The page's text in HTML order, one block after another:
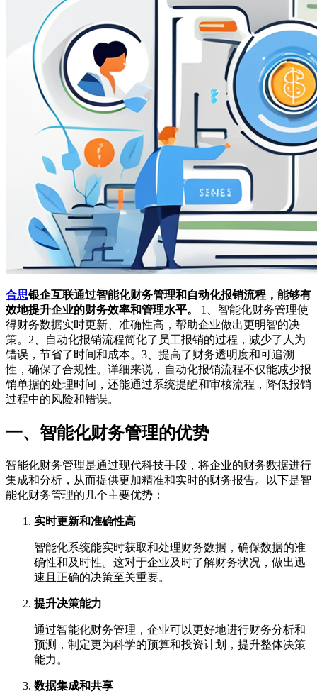
合思银企互联通过智能化财务管理和自动化报销流程，能够有
效地提升企业的财务效率和管理水平。
1、智能化财务管理使
得财务数据实时更新、准确性高，帮助企业做出更明智的决
策。2、自动化报销流程简化了员工报销的过程，减少了人为
错误，节省了时间和成本。3、提高了财务透明度和可追溯
性，确保了合规性。详细来说，自动化报销流程不仅能减少报
销单据的处理时间，还能通过系统提醒和审核流程，降低报销
过程中的风险和错误。
一、智能化财务管理的优势
智能化财务管理是通过现代科技手段，将企业的财务数据进行
集成和分析，从而提供更加精准和实时的财务报告。以下是智
能化财务管理的几个主要优势：
实时更新和准确性高
智能化系统能实时获取和处理财务数据，确保数据的准
确性和及时性。这对于企业及时了解财务状况，做出迅
速且正确的决策至关重要。
提升决策能力
通过智能化财务管理，企业可以更好地进行财务分析和
预测，制定更为科学的预算和投资计划，提升整体决策
能力。
数据集成和共享